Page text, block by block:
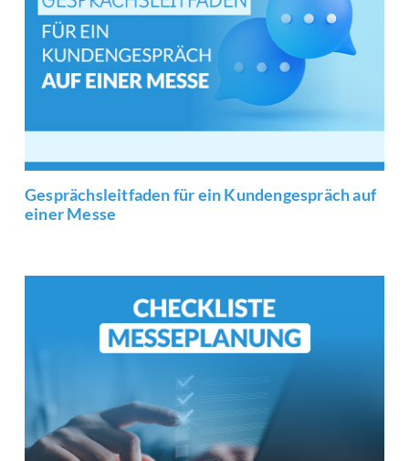
Gesprächsleitfaden für ein Kundengespräch auf
einer Messe